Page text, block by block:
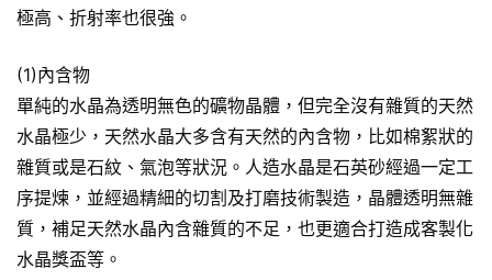
極高、折射率也很強。
(1)內含物
單純的水晶為透明無色的礦物晶體，但完全沒有雜質的天然
水晶極少，天然水晶大多含有天然的內含物，比如棉絮狀的
雜質或是石紋、氣泡等狀況。人造水晶是石英砂經過一定工
序提煉，並經過精細的切割及打磨技術製造，晶體透明無雜
質，補足天然水晶內含雜質的不足，也更適合打造成客製化
水晶獎盃等。